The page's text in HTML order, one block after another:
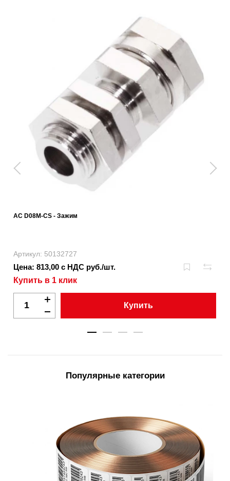
AC D08M-CS - Зажим
Артикул: 50132727
Цена: 813,00 с НДС руб./шт.
Купить в 1 клик
Купить
Популярные категории